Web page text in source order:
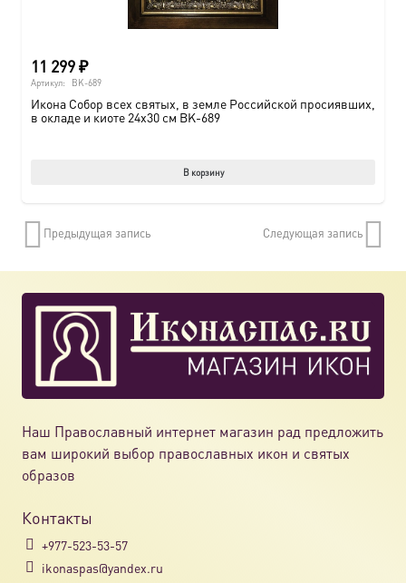
11 299₽
Артикул: BK-689
Икона Собор всех святых, в земле Российской просиявших,
в окладе и киоте 24х30 см BK-689
В корзину
Предыдущая запись Следующая запись
Наш Православный интернет магазин рад предложить
вам широкий выбор православных икон и святых
образов
Контакты
+977-523-53-57
ikonaspas@yandex.ru